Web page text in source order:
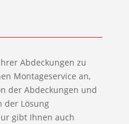
Abdeckungen zu
Montageservice an,
der Abdeckungen und
der Lösung
gibt Ihnen auch